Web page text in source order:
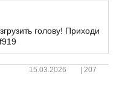
голову! Приходи
15.03.2026 207